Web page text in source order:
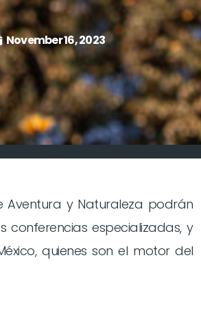
November 16, 2023
Aventura y Naturaleza podrán
conferencias especializadas, y
quienes son el motor del